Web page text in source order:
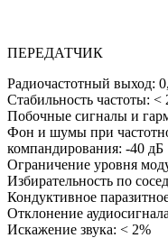
ПЕРЕДАТЧИК
Радиочастотный выход:
Стабильность частоты: <
Побочные сигналы и
Фон и шумы при
компандирования: -40 дБ
Ограничение уровня
Избирательность по
Кондуктивное
Отклонение
Искажение звука: < 2%